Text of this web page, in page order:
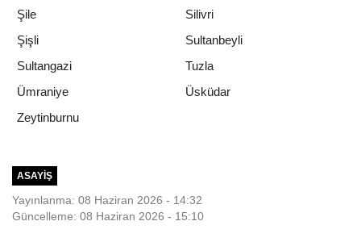
Şile
Silivri
Şişli
Sultanbeyli
Sultangazi
Tuzla
Ümraniye
Üsküdar
Zeytinburnu
ASAYIŞ
Yayınlanma: 08 Haziran 2026 - 14:32
Güncelleme: 08 Haziran 2026 - 15:10